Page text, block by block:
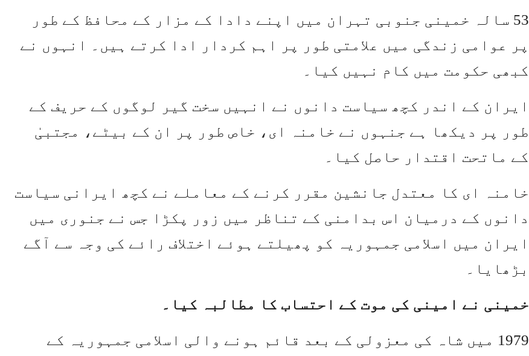
53 سالہ خمینی جنوبی تہران میں اپنے دادا کے مزار کے محافظ کے طور
پر عوامی زندگی میں علامتی طور پر اہم کردار ادا کرتے ہیں۔ انہوں نے
کبھی حکومت میں کام نہیں کیا۔
ایران کے اندر کچھ سیاست دانوں نے انہیں سخت گیر لوگوں کے حریف کے
طور پر دیکھا ہے جنہوں نے خامنہ ای، خاص طور پر ان کے بیٹے، مجتبیٰ
کے ماتحت اقتدار حاصل کیا۔
خامنہ ای کا معتدل جانشین مقرر کرنے کے معاملے نے کچھ ایرانی سیاست
دانوں کے درمیان اس بدامنی کے تناظر میں زور پکڑا جس نے جنوری میں
ایران میں اسلامی جمہوریہ کو پھیلتے ہوئے اختلاف رائے کی وجہ سے آگے
بڑھایا۔
خمینی نے امینی کی موت کے احتساب کا مطالبہ کیا۔
1979 میں شاہ کی معزولی کے بعد قائم ہونے والی اسلامی جمہوریہ کے